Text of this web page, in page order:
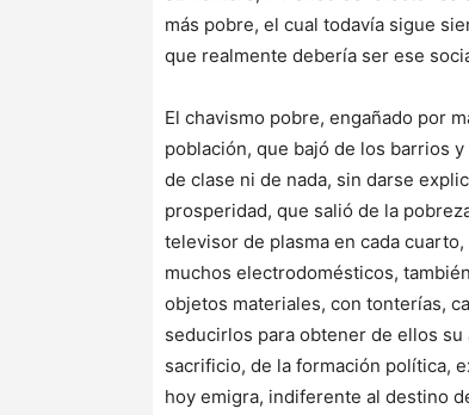
más pobre, el cual todavía sigue
que realmente debería ser ese
El chavismo pobre, engañado por
población, que bajó de los barrios
de clase ni de nada, sin darse
prosperidad, que salió de la
televisor de plasma en cada
muchos electrodomésticos,
objetos materiales, con tonterías,
seducirlos para obtener de ellos
sacrificio, de la formación política,
hoy emigra, indiferente al destino